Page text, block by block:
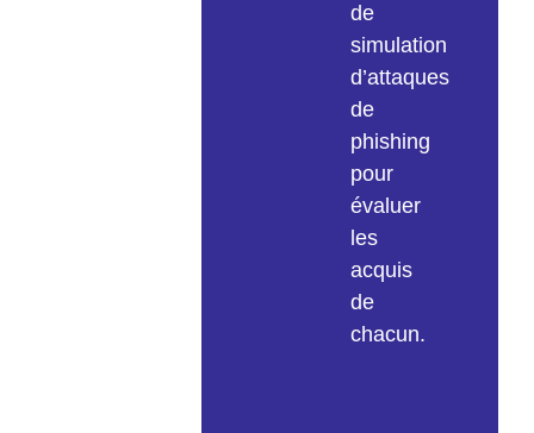
de
simulation
d’attaques
de
phishing
pour
évaluer
les
acquis
de
chacun.